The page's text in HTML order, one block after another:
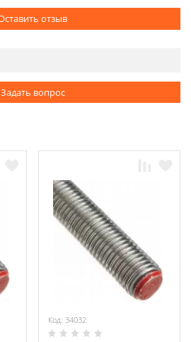
отзыв
Задать вопрос
Код: 34032